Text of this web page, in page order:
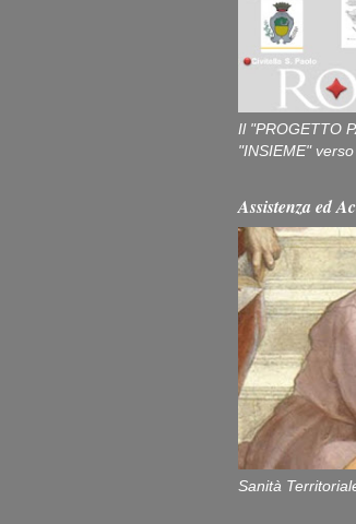
Il "PROGETTO
"INSIEME"
Assistenza ed
Sanità